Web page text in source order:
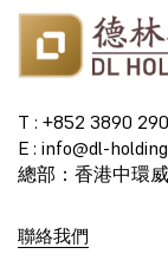
T : +852 3890
E : info@dl-
總部：香港中環
聯絡我們